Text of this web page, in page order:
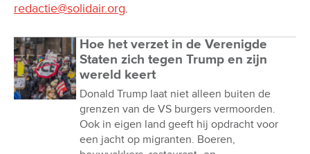
redactie@solidair.org.
Hoe het verzet in de Verenigde
Staten zich tegen Trump en zijn
wereld keert
Donald Trump laat niet alleen buiten de
grenzen van de VS burgers vermoorden.
Ook in eigen land geeft hij opdracht voor
een jacht op migranten. Boeren,